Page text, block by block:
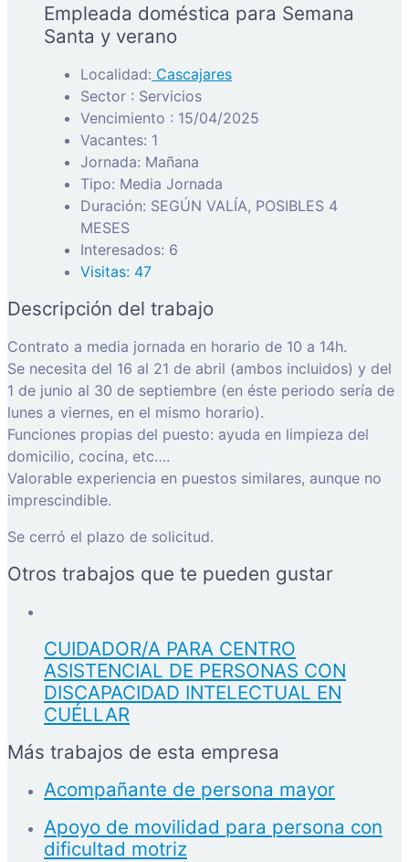
Empleada doméstica para Semana
Santa y verano
Localidad: Cascajares
Sector : Servicios
Vencimiento : 15/04/2025
Vacantes: 1
Jornada: Mañana
Tipo: Media Jornada
Duración: SEGÚN VALÍA, POSIBLES 4
MESES
Interesados: 6
Visitas: 47
Descripción del trabajo
Contrato a media jornada en horario de 10 a 14h.
Se necesita del 16 al 21 de abril (ambos incluidos) y del
1 de junio al 30 de septiembre (en éste periodo sería de
lunes a viernes, en el mismo horario).
Funciones propias del puesto: ayuda en limpieza del
domicilio, cocina, etc….
Valorable experiencia en puestos similares, aunque no
imprescindible.
Se cerró el plazo de solicitud.
Otros trabajos que te pueden gustar
CUIDADOR/A PARA CENTRO
ASISTENCIAL DE PERSONAS CON
DISCAPACIDAD INTELECTUAL EN
CUÉLLAR
Más trabajos de esta empresa
Acompañante de persona mayor
Apoyo de movilidad para persona con
dificultad motriz